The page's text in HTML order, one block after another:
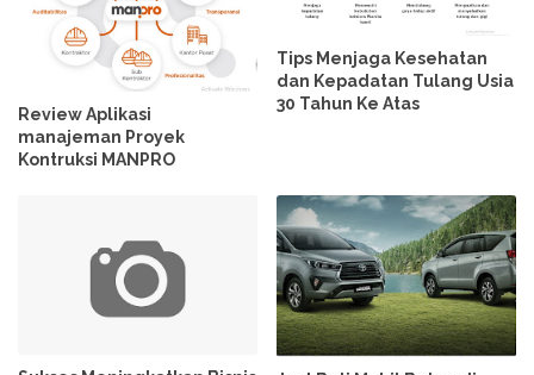
Review Aplikasi
manajeman Proyek
Kontruksi MANPRO
Tips Menjaga Kesehatan
dan Kepadatan Tulang Usia
30 Tahun Ke Atas